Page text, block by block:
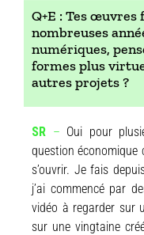
Q+E : Tes œuvres
nombreuses
numériques,
formes plus
autres projets ?
SR – Oui pour
question économique
s’ouvrir. Je fais
j’ai commencé par
vidéo à regarder sur
sur une vingtaine